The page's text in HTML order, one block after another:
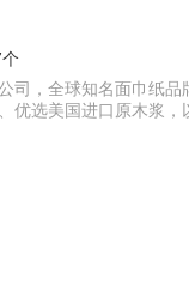
，全球知名面巾纸
选美国进口原木浆